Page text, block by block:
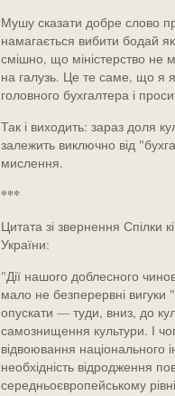
Мушу сказати добре слово
намагається вибити бодай
смішно, що міністерство не
на галузь. Це те саме, що я
головного бухгалтера і
Так і виходить: зараз доля
залежить виключно від
мислення.
***
Цитата зі звернення Спілки
України:
"Дії нашого доблесного
мало не безперервні вигуки
опускати — туди, вниз, до
самознищення культури. І
відвоювання національного
необхідність відродження
середньоєвропейському